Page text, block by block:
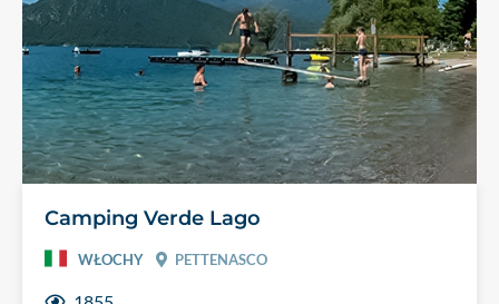
Camping Verde Lago
WŁOCHY PETTENASCO